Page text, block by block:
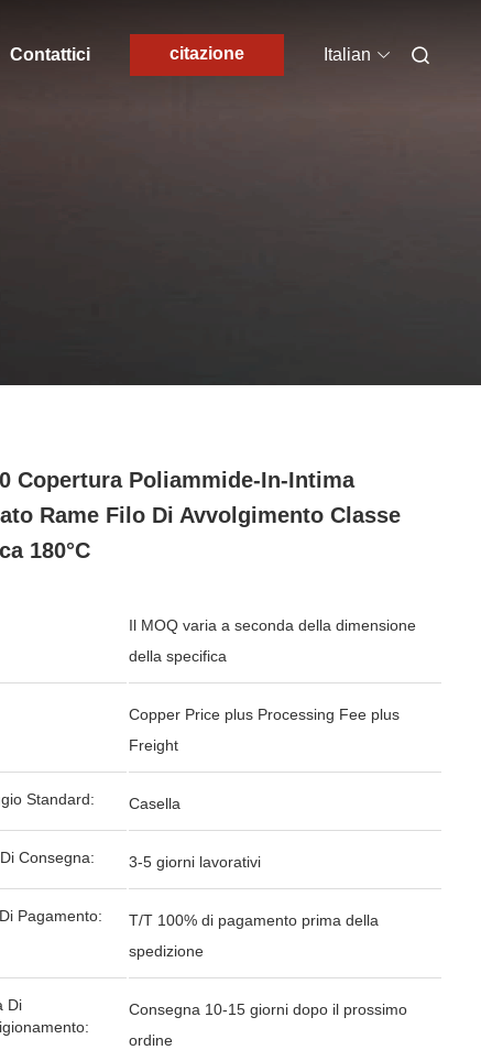
Contattici citazione Italian
Copertura Poliammide-In-Intima
Rame Filo Di Avvolgimento Classe
180°C
Il MOQ varia a seconda della dimensione
della specifica
Copper Price plus Processing Fee plus
Freight
Standard: Casella
Consegna: 3-5 giorni lavorativi
Pagamento:
T/T 100% di pagamento prima della
spedizione
Di
Consegna 10-15 giorni dopo il prossimo
ordine